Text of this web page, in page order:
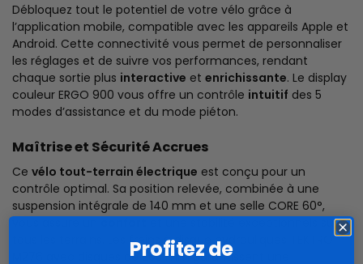
Débloquez tout le potentiel de votre vélo grâce à
l’application mobile, compatible avec les appareils Apple et
Android. Cette connectivité vous permet de personnaliser
les réglages et de suivre vos performances, rendant
chaque sortie plus interactive et enrichissante. Le display
couleur ERGO 900 vous offre un contrôle intuitif des 5
modes d’assistance et du mode piéton.
Maîtrise et Sécurité Accrues
Ce vélo tout-terrain électrique est conçu pour un
contrôle optimal. Sa position relevée, combinée à une
suspension intégrale de 140 mm et une selle CORE 60°,
et une stabilité exceptionnels sur
tous les terrains. Les freins à disque hydrauliques TEKTRO
M276 avec disques de 203 mm garantissent une
Profitez de